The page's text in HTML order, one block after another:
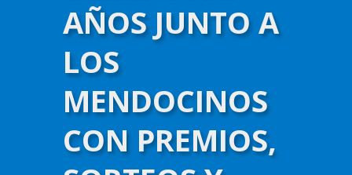
AÑOS JUNTO A
LOS
MENDOCINOS
CON PREMIOS,